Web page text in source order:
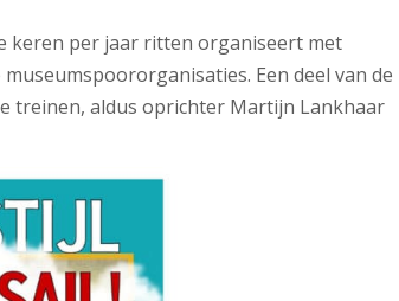
keren per jaar ritten organiseert met
Een deel van de
treinen, aldus oprichter Martijn Lankhaar